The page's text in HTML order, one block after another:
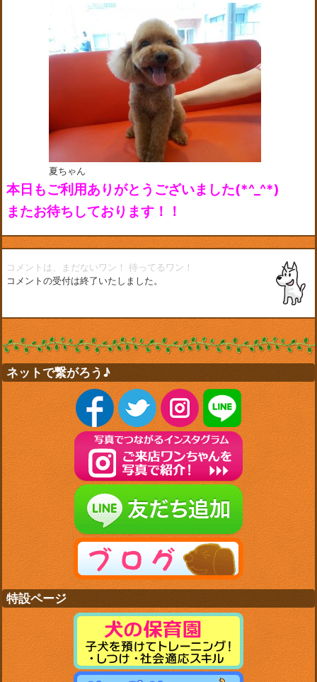
夏ちゃん
本日もご利用ありがとうございました(*^_^*)
またお待ちしております！！
コメントは、まだないワン！待ってるワン！
コメントの受付は終了いたしました。
ネットで繋がろう♪
特設ページ